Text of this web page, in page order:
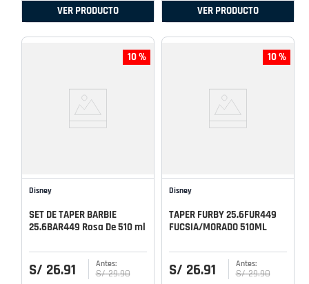
VER PRODUCTO VER PRODUCTO
10 %
Disney
SET DE TAPER BARBIE
25.6BAR449 Rosa De 510 ml
S/ 26.91 S/ 29.90
10 %
Disney
TAPER FURBY 25.6FUR449
FUCSIA/MORADO 510ML
S/ 26.91 S/ 29.90